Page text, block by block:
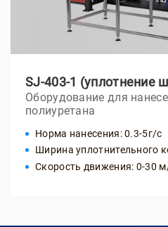
SJ-403-1 (уплотнение
Оборудование для
полиуретана
Норма нанесения: 0.3-5г/с
Ширина уплотнительного
Скорость движения: 0-30